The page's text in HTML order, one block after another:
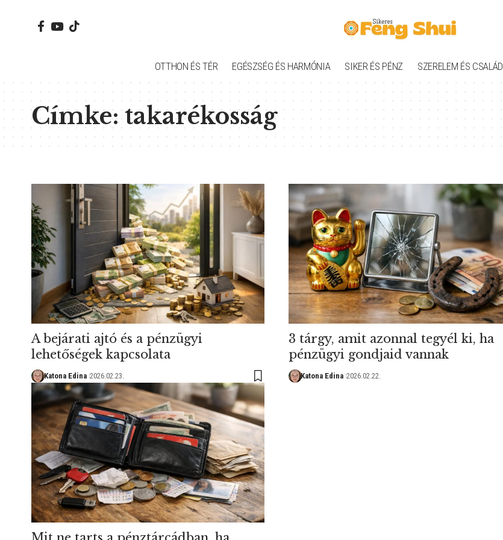
OTTHON ÉS TÉR EGÉSZSÉG ÉS HARMÓNIA SIKER ÉS PÉNZ SZERELEM ÉS CSALÁD
Címke:takarékosság
A bejárati ajtó és a pénzügyi
lehetőségek kapcsolata
Katona Edina 2026.02.23.
3 tárgy, amit azonnal tegyél ki, ha
pénzügyi gondjaid vannak
Katona Edina 2026.02.22.